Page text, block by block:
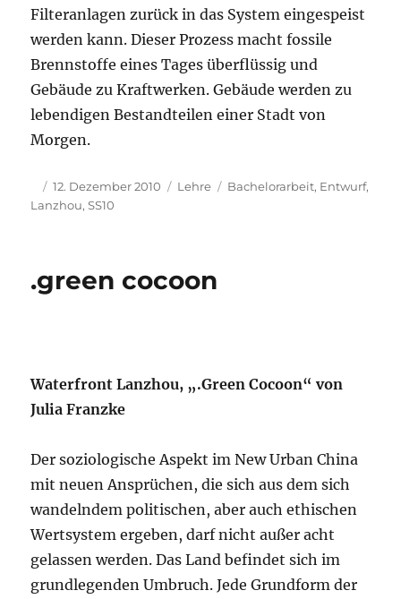
Filteranlagen zurück in das System eingespeist
werden kann. Dieser Prozess macht fossile
Brennstoffe eines Tages überflüssig und
Gebäude zu Kraftwerken. Gebäude werden zu
lebendigen Bestandteilen einer Stadt von
Morgen.
AutorVeröffentlicht
am
12. Dezember 2010 Kategorien
Lehre Schlagwörter
Bachelorarbeit, Entwurf,
Lanzhou,SS10
.green cocoon
Waterfront Lanzhou, „.Green Cocoon“ von
Julia Franzke
Der soziologische Aspekt im New Urban China
mit neuen Ansprüchen, die sich aus dem sich
wandelndem politischen, aber auch ethischen
Wertsystem ergeben, darf nicht außer acht
gelassen werden. Das Land befindet sich im
grundlegenden Umbruch. Jede Grundform der